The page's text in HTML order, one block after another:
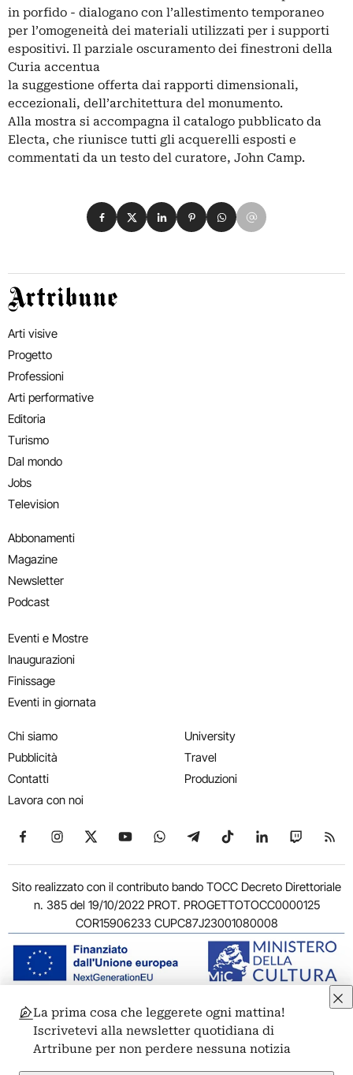
in porfido - dialogano con l’allestimento temporaneo
per l’omogeneità dei materiali utilizzati per i supporti
espositivi. Il parziale oscuramento dei finestroni della
Curia accentua
la suggestione offerta dai rapporti dimensionali,
eccezionali, dell’architettura del monumento.
Alla mostra si accompagna il catalogo pubblicato da
Electa, che riunisce tutti gli acquerelli esposti e
commentati da un testo del curatore, John Camp.
Condividi su Facebook
Condividi su X
Condividi su LinkedIn
Condividi su Pinterest
Condividi su WhatsApp
Condividi su Email
Artribune
Arti visive
Progetto
Professioni
Arti performative
Editoria
Turismo
Dal mondo
Jobs
Television
Abbonamenti
Magazine
Newsletter
Podcast
Eventi e Mostre
Inaugurazioni
Finissage
Eventi in giornata
Chi siamo
Pubblicità
Contatti
Lavora con noi
University
Travel
Produzioni
Seguici su Facebook
Seguici su Instagram
Seguici su X
Seguici su YouTube
Seguici su WhatsApp
Seguici su Telegram
Seguici su TikTok
Seguici su
Seguici
Sito realizzato con il contributo bando TOCC Decreto Direttoriale
n. 385 del 19/10/2022 PROT. PROGETTOTOCC0000125
COR15906233 CUPC87J23001080008
© 2011-2026 ARTRIBUNE srl – Corso Vittorio Emanuele II, 287 –
00186 Roma - P.I. 11381581005
Privacy: Responsabile della protezione dei dati personali
ARTRIBUNE srl – Corso Vittorio Emanuele II, 287 – 00186 Roma
La prima cosa che leggerete ogni mattina!
Iscrivetevi alla newsletter quotidiana di
Artribune per non perdere nessuna notizia